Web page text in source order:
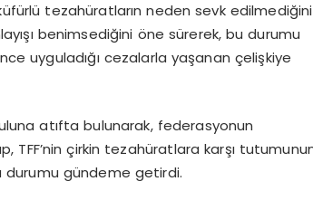
tezahüratların neden sevk edilmediğini
benimsediğini öne sürerek, bu durumu
uyguladığı cezalarla yaşanan çelişkiye
atıfta bulunarak, federasyonun
TFF’nin çirkin tezahüratlara karşı
durumu gündeme getirdi.